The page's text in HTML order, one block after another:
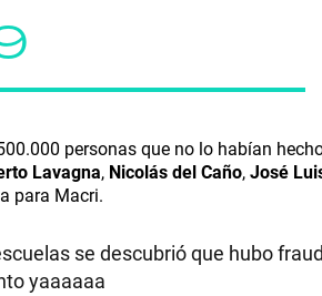
personas que no lo habían
Lavagna, Nicolás del Caño,José
para Macri.
se descubrió que hubo
yaaaaaa